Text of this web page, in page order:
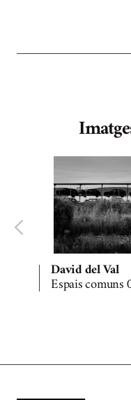
David del Val
Espais comuns